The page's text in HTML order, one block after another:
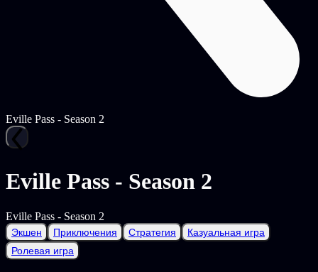
Eville Pass - Season 2
Eville Pass - Season 2
Eville Pass - Season 2
Экшен Приключения Стратегия
Казуальная игра
Ролевая игра